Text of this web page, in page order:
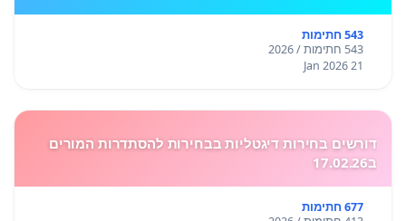
543 חתימות
543 חתימות / 2026
21 Jan 2026
דורשים בחירות דיגטליות בבחירות להסתדרות המורים
ב17.02.26
677 חתימות